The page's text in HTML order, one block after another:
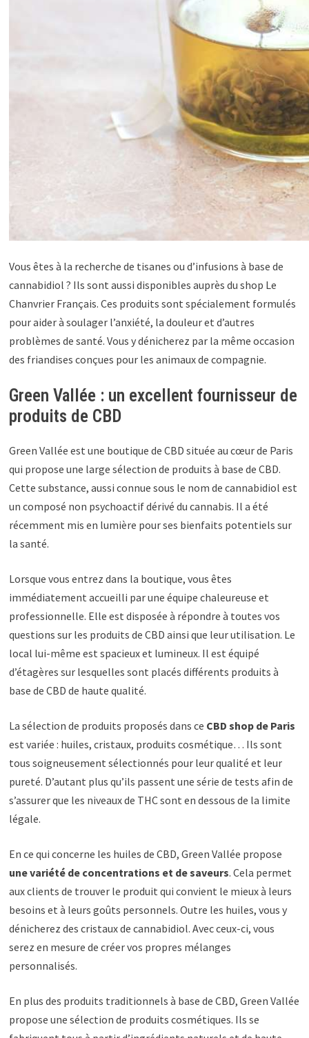
Vous êtes à la recherche de tisanes ou d’infusions à base de
cannabidiol ? Ils sont aussi disponibles auprès du shop Le
Chanvrier Français. Ces produits sont spécialement formulés
pour aider à soulager l’anxiété, la douleur et d’autres
problèmes de santé. Vous y dénicherez par la même occasion
des friandises conçues pour les animaux de compagnie.
Green Vallée : un excellent fournisseur de
produits de CBD
Green Vallée est une boutique de CBD située au cœur de Paris
qui propose une large sélection de produits à base de CBD.
Cette substance, aussi connue sous le nom de cannabidiol est
un composé non psychoactif dérivé du cannabis. Il a été
récemment mis en lumière pour ses bienfaits potentiels sur
la santé.
Lorsque vous entrez dans la boutique, vous êtes
immédiatement accueilli par une équipe chaleureuse et
professionnelle. Elle est disposée à répondre à toutes vos
questions sur les produits de CBD ainsi que leur utilisation. Le
local lui-même est spacieux et lumineux. Il est équipé
d’étagères sur lesquelles sont placés différents produits à
base de CBD de haute qualité.
La sélection de produits proposés dans ce CBD shop de Paris
est variée : huiles, cristaux, produits cosmétique… Ils sont
tous soigneusement sélectionnés pour leur qualité et leur
pureté. D’autant plus qu’ils passent une série de tests afin de
s’assurer que les niveaux de THC sont en dessous de la limite
légale.
En ce qui concerne les huiles de CBD, Green Vallée propose
une variété de concentrations et de saveurs. Cela permet
aux clients de trouver le produit qui convient le mieux à leurs
besoins et à leurs goûts personnels. Outre les huiles, vous y
dénicherez des cristaux de cannabidiol. Avec ceux-ci, vous
serez en mesure de créer vos propres mélanges
personnalisés.
En plus des produits traditionnels à base de CBD, Green Vallée
propose une sélection de produits cosmétiques. Ils se